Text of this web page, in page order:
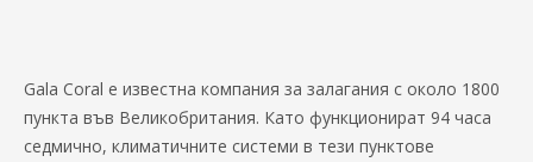
Gala Coral е известна компания за залагания с около 1800
пункта във Великобритания. Като функционират 94 часа
седмично, климатичните системи в тези пунктове